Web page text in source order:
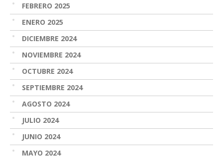
FEBRERO 2025
ENERO 2025
DICIEMBRE 2024
NOVIEMBRE 2024
OCTUBRE 2024
SEPTIEMBRE 2024
AGOSTO 2024
JULIO 2024
JUNIO 2024
MAYO 2024